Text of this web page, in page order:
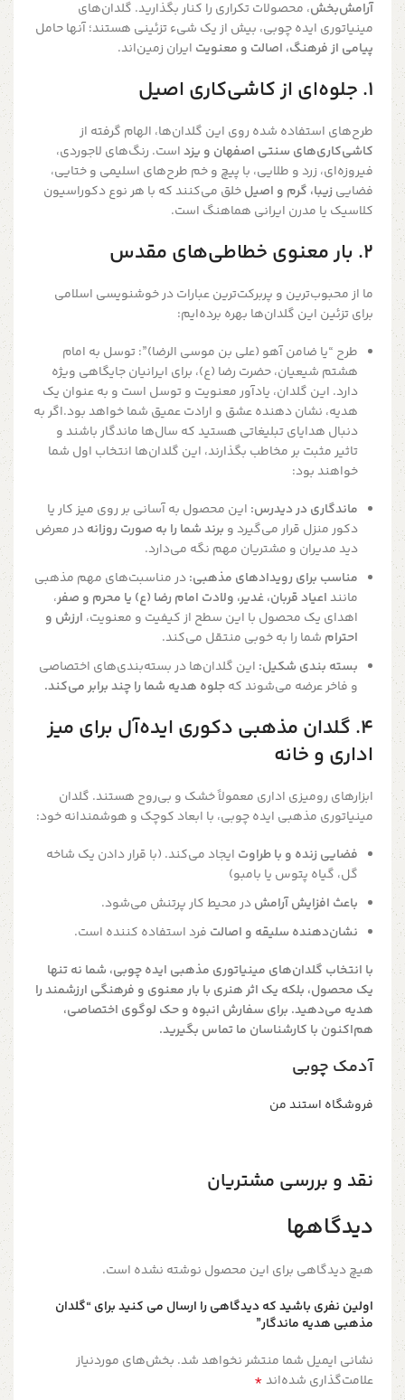
آرامش‌بخش، محصولات تکراری را کنار بگذارید. گلدان‌های
مینیاتوری ایده چوبی، بیش از یک شیء تزئینی هستند؛ آنها حامل
پیامی از فرهنگ، اصالت و معنویت ایران زمین‌اند.
۱. جلوه‌ای از کاشی‌کاری اصیل
طرح‌های استفاده شده روی این گلدان‌ها، الهام گرفته از
کاشی‌کاری‌های سنتی اصفهان و یزداست. رنگ‌های لاجوردی،
فیروزه‌ای، زرد و طلایی، با پیچ و خم طرح‌های اسلیمی و ختایی،
فضایی زیبا، گرم و اصیلخلق می‌کنند که با هر نوع دکوراسیون
کلاسیک یا مدرن ایرانی هماهنگ است.
۲. بار معنوی خطاطی‌های مقدس
ما از محبوب‌ترین و پربرکت‌ترین عبارات در خوشنویسی اسلامی
برای تزئین این گلدان‌ها بهره برده‌ایم:
طرح “یا ضامن آهو (علی بن موسی الرضا)”: توسل به امام
هشتم شیعیان، حضرت رضا (ع)، برای ایرانیان جایگاهی ویژه
دارد. این گلدان، یادآور معنویت و توسل است و به عنوان یک
هدیه، نشان دهنده عشق و ارادت عمیق شما خواهد بود.اگر به
دنبال هدایای تبلیغاتی هستید که سال‌ها ماندگار باشند و
تاثیر مثبت بر مخاطب بگذارند، این گلدان‌ها انتخاب اول شما
خواهند بود:
ماندگاری در دیدرس: این محصول به آسانی بر روی میز کار یا
دکور منزل قرار می‌گیرد و برند شما را به صورت روزانهدر معرض
دید مدیران و مشتریان مهم نگه می‌دارد.
مناسب برای رویدادهای مذهبی:در مناسبت‌های مهم مذهبی
ماننداعیاد قربان، غدیر، ولادت امام رضا (ع) یا محرم و صفر،
اهدای یک محصول با این سطح از کیفیت و معنویت، ارزش و
احترام شما را به خوبی منتقل می‌کند.
بسته بندی شکیل: این گلدان‌ها در بسته‌بندی‌های اختصاصی
و فاخر عرضه می‌شوند کهجلوه هدیه شما را چند برابر می‌کند.
۴. گلدان مذهبی دکوری ایده‌آل برای میز
اداری و خانه
ابزارهای رومیزی اداری معمولاً خشک و بی‌روح هستند. گلدان
مینیاتوری مذهبی ایده چوبی، با ابعاد کوچک و هوشمندانه خود:
فضایی زنده و با طراوت ایجاد می‌کند. (با قرار دادن یک شاخه
گل، گیاه پتوس یا بامبو)
باعث افزایش آرامشدر محیط کار پرتنش می‌شود.
نشان‌دهنده سلیقه و اصالت فرد استفاده کننده است.
با انتخاب گلدان‌های مینیاتوری مذهبی ایده چوبی، شما نه تنها
یک محصول، بلکه یک اثر هنری با بار معنوی و فرهنگی ارزشمند را
هدیه می‌دهید. برای سفارش انبوه و حک لوگوی اختصاصی،
هم‌اکنون با کارشناسان ما تماس بگیرید.
آدمک چوبی
فروشگاه استند من
نقد و بررسی مشتریان
دیدگاهها
هیچ دیدگاهی برای این محصول نوشته نشده است.
اولین نفری باشید که دیدگاهی را ارسال می کنید برای “گلدان
مذهبی هدیه ماندگار”
نشانی ایمیل شما منتشر نخواهد شد. بخش‌های موردنیاز
علامت‌گذاری شده‌اند*